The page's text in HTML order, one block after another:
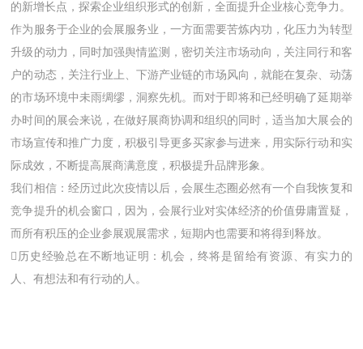
的新增长点，探索企业组织形式的创新，全面提升企业核心竞争力。
作为服务于企业的会展服务业，一方面需要苦炼内功，化压力为转型
升级的动力，同时加强舆情监测，密切关注市场动向，关注同行和客
户的动态，关注行业上、下游产业链的市场风向，就能在复杂、动荡
的市场环境中未雨绸缪，洞察先机。而对于即将和已经明确了延期举
办时间的展会来说，在做好展商协调和组织的同时，适当加大展会的
市场宣传和推广力度，积极引导更多买家参与进来，用实际行动和实
际成效，不断提高展商满意度，积极提升品牌形象。
我们相信：经历过此次疫情以后，会展生态圈必然有一个自我恢复和
竞争提升的机会窗口，因为，会展行业对实体经济的价值毋庸置疑，
而所有积压的企业参展观展需求，短期内也需要和将得到释放。
历史经验总在不断地证明：机会，终将是留给有资源、有实力的
人、有想法和有行动的人。